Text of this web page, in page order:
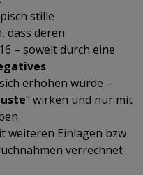
stille
dass deren
– soweit durch eine
erhöhen würde –
“ wirken und nur mit
weiteren Einlagen bzw
verrechnet